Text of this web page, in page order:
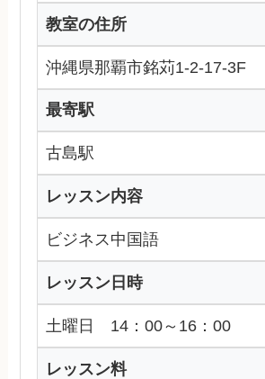
教室の住所
沖縄県那覇市銘苅1-2-17-3F
最寄駅
古島駅
レッスン内容
ビジネス中国語
レッスン日時
土曜日 14：00～16：00
レッスン料